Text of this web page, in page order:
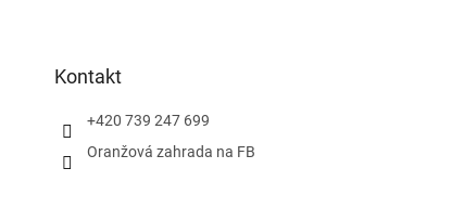
Kontakt
+420 739 247 699
Oranžová zahrada na FB